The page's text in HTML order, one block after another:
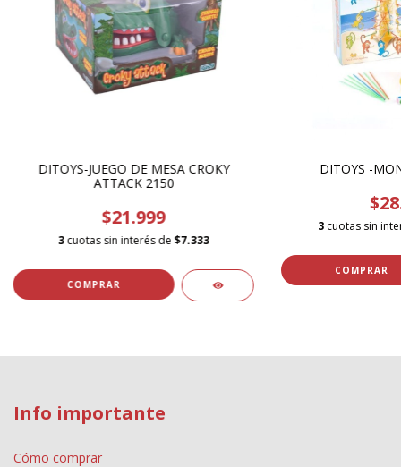
DITOYS-JUEGO DE MESA CROKY
ATTACK 2150
$21.999
3cuotas sin interés de$7.333
DITOYS -
3 cuotas sin
Info importante
Cómo comprar